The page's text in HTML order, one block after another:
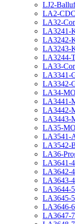
LJ2-
LA2-CDC
LA32-
LA3241-
LA3242-
LA3243-
LA3244-
LA33-
LA3341-
LA3342-
LA34-
LA3441-
LA3442-
LA3443-
LA35-
LA3541-
LA3542-
LA36-
LA3641-
LA3642-
LA3643-
LA3644-
LA3645-
LA3646-
LA3647-